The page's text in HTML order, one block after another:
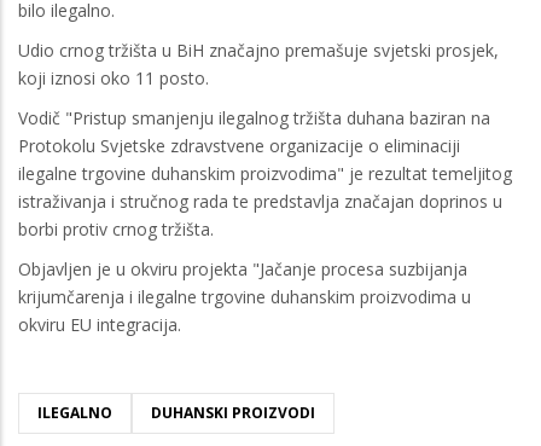
bilo ilegalno.
Udio crnog tržišta u BiH značajno premašuje svjetski prosjek,
koji iznosi oko 11 posto.
Vodič "Pristup smanjenju ilegalnog tržišta duhana baziran na
Protokolu Svjetske zdravstvene organizacije o eliminaciji
ilegalne trgovine duhanskim proizvodima" je rezultat temeljitog
istraživanja i stručnog rada te predstavlja značajan doprinos u
borbi protiv crnog tržišta.
Objavljen je u okviru projekta "Jačanje procesa suzbijanja
krijumčarenja i ilegalne trgovine duhanskim proizvodima u
okviru EU integracija.
ILEGALNO DUHANSKI PROIZVODI